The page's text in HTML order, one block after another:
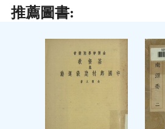
推薦圖書: